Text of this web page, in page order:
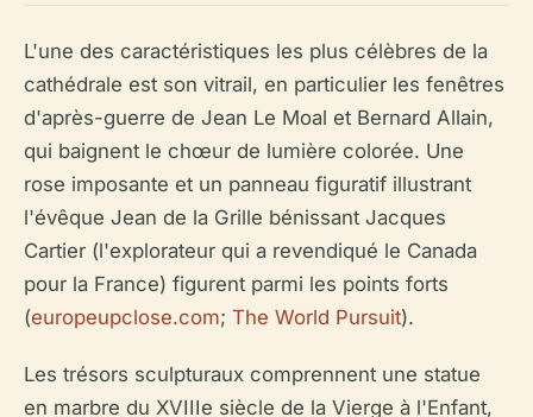
L'une des caractéristiques les plus célèbres de la
cathédrale est son vitrail, en particulier les fenêtres
d'après-guerre de Jean Le Moal et Bernard Allain,
qui baignent le chœur de lumière colorée. Une
rose imposante et un panneau figuratif illustrant
l'évêque Jean de la Grille bénissant Jacques
Cartier (l'explorateur qui a revendiqué le Canada
pour la France) figurent parmi les points forts
(europeupclose.com; The World Pursuit).
Les trésors sculpturaux comprennent une statue
en marbre du XVIIIe siècle de la Vierge à l'Enfant,